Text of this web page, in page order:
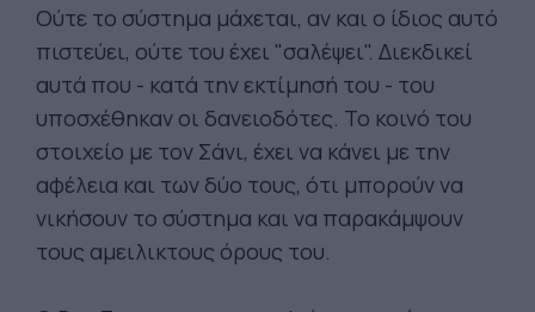
Ούτε το σύστημα μάχεται, αν και ο ίδιος αυτό
πιστεύει, ούτε του έχει "σαλέψει". Διεκδικεί
αυτά που - κατά την εκτίμησή του - του
υποσχέθηκαν οι δανειοδότες. Το κοινό του
στοιχείο με τον Σάνι, έχει να κάνει με την
αφέλεια και των δύο τους, ότι μπορούν να
νικήσουν το σύστημα και να παρακάμψουν
τους αμειλικτους όρους του.